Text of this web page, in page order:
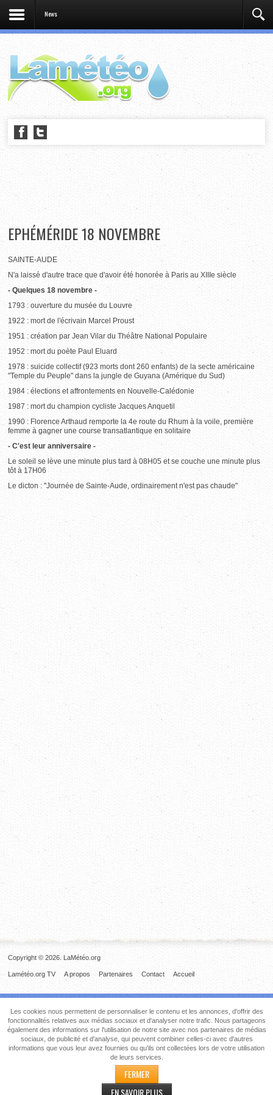
News
EPHÉMÉRIDE 18 NOVEMBRE
SAINTE-AUDE
N'a laissé d'autre trace que d'avoir été honorée à Paris au XIIIe siècle
- Quelques 18 novembre -
1793 : ouverture du musée du Louvre
1922 : mort de l'écrivain Marcel Proust
1951 : création par Jean Vilar du Théâtre National Populaire
1952 : mort du poète Paul Eluard
1978 : suicide collectif (923 morts dont 260 enfants) de la secte américaine
"Temple du Peuple" dans la jungle de Guyana (Amérique du Sud)
1984 : élections et affrontements en Nouvelle-Calédonie
1987 : mort du champion cycliste Jacques Anquetil
1990 : Florence Arthaud remporte la 4e route du Rhum à la voile, première
femme à gagner une course transatlantique en solitaire
- C'est leur anniversaire -
Le soleil se lève une minute plus tard à 08H05 et se couche une minute plus
tôt à 17H06
Le dicton : "Journée de Sainte-Aude, ordinairement n'est pas chaude"
Copyright © 2026. LaMétéo.org
Accueil
Contact
Partenaires
A propos
Lamétéo.org TV
Les cookies nous permettent de personnaliser le contenu et les annonces, d'offrir des
fonctionnalités relatives aux médias sociaux et d'analyser notre trafic. Nous partageons
également des informations sur l'utilisation de notre site avec nos partenaires de médias
sociaux, de publicité et d'analyse, qui peuvent combiner celles-ci avec d'autres
informations que vous leur avez fournies ou qu'ils ont collectées lors de votre utilisation
de leurs services.
FERMER
EN SAVOIR PLUS